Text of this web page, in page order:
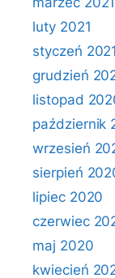
luty 2021
styczeń 2021
grudzień
listopad
październik
wrzesień
sierpień
lipiec 2020
czerwiec
maj 2020
kwiecień